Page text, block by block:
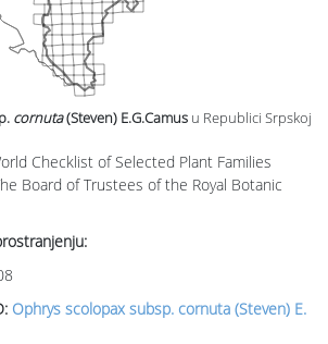
Checklist of Selected Plant Families
Board of Trustees of the Royal Botanic
Ophrys scolopax subsp. cornuta (Steven) E.
cornuta(Steven) E.G.Camus u Republici Srpskoj